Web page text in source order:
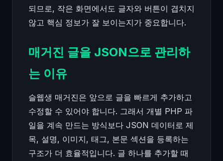
되므로, 작은 화면에서도 글자와 버튼이 겹치지
않고 핵심 정보가 잘 보이는지가 중요합니다.
매거진 글을 JSON으로 관리하
는 이유
슬웹생 매거진은 앞으로 글을 빠르게 추가하고
수정할 수 있어야 합니다. 그래서 개별 PHP 파
일을 계속 만드는 방식보다 JSON 데이터로 제
목, 설명, 이미지, 태그, 본문 섹션을 등록하는
구조가 더 효율적입니다. 글 하나를 추가할 때